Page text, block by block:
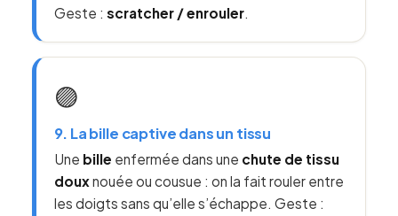
Geste :scratcher / enrouler
🟣
9. La bille captive dans un tissu
Une bille enfermée dans une chute de tissu
douxnouée ou cousue : on la fait rouler entre
les doigts sans qu’elle s’échappe. Geste :